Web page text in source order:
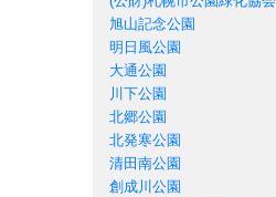
旭山記念公園
明日風公園
大通公園
川下公園
北郷公園
北発寒公園
清田南公園
創成川公園